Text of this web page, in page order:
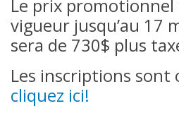
Le prix promotionnel
vigueur jusqu’au 17
sera de 730$ plus
Les inscriptions sont
cliquez ici!